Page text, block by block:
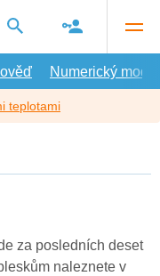
Numerický model
teplotami
za posledních deset
naleznete v